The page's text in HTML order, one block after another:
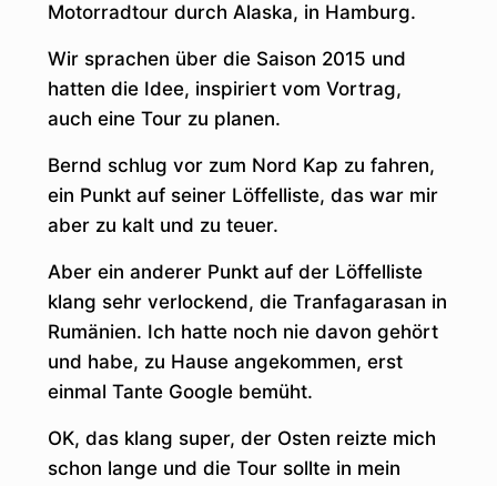
Motorradtour durch Alaska, in Hamburg.
Wir sprachen über die Saison 2015 und
hatten die Idee, inspiriert vom Vortrag,
auch eine Tour zu planen.
Bernd schlug vor zum Nord Kap zu fahren,
ein Punkt auf seiner Löffelliste, das war mir
aber zu kalt und zu teuer.
Aber ein anderer Punkt auf der Löffelliste
klang sehr verlockend, die Tranfagarasan in
Rumänien. Ich hatte noch nie davon gehört
und habe, zu Hause angekommen, erst
einmal Tante Google bemüht.
OK, das klang super, der Osten reizte mich
schon lange und die Tour sollte in mein